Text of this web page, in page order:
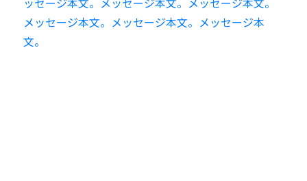
メッセージ本文。メッセージ本文。メッセージ本
文。